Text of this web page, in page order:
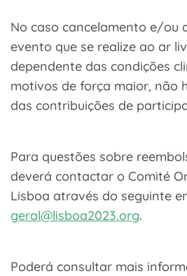
No caso cancelamento e/ou
evento que se realize ao ar
dependente das condições
motivos de força maior, não
das contribuições de
Para questões sobre
deverá contactar o Comité
Lisboa através do seguinte
geral@lisboa2023.org.
Poderá consultar mais